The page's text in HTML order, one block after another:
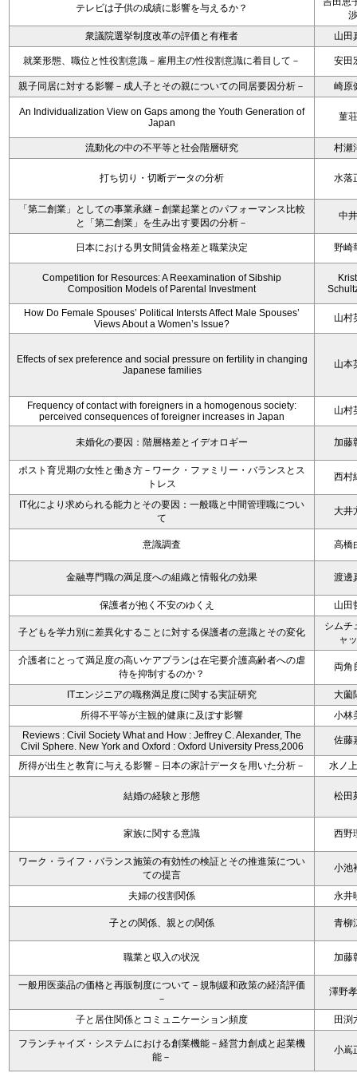
テレビは子供の成績に影響を与えるか？
渉
衆議院選挙制度改革の評価と有権者
山田
就業形態、職位と性役割意識－雇用主の性役割意識に着目して－ 安田
親子同居に対する影響－成人子とその親についての同居要因分析－ 崎原
An Individualization View on Gaps among the Youth Generation of
Japan
菫
流動化の中の不平等と社会階層研究 村瀬
打ち切り・切断データの分析 水落
「第二創業」としての事業承継－創業起業とのパフォーマンス比較
と「第二創業」を生み出す要因の分析－
中
日本における男女間賃金格差と職業決定 野崎
Competition for Resources: A Reexamination of Sibship
Composition Models of Parental Investment
How Do Female Spouses’ Political Intersts Affect Male Spouses’
Views About a Women’s Issue?
山村
Effects of sex preference and social pressure on fertility in changing
Japanese families
山本
Frequency of contact with foreigners in a homogenous society:
perceived consequences of foreigner increases in Japan
山村
未婚化の要因：階層格差とイデオロギー 加藤
ポスト育児期の女性と働き方－ワーク・ファミリー・バランスとス
トレス
西村
IT化により求められる能力とその要因：一般職と中間管理職につい
て
大井
意識調査 高橋
金融専門職の満足度への組織と情報化の効果 渡邊
保護者が抱く不安のゆくえ 山田
子どもを学力別に差異化することに対する保護者の意識とその変化
シムチ
ャ
介護者にとって満足度の高いケアプランは在宅要介護高齢者への虐
待を抑制するのか？
両角
ITエンジニアの職務満足度に関する実証研究
大薗
所得不平等が主観的健康に及ぼす影響
小林
Reviews : Civil Society What and How : Jeffrey C. Alexander, The
Civil Sphere. New York and Oxford : Oxford University Press,2006
佐藤
所得が出生と教育に与える影響－日本の家計データを用いた分析－ 水ノ
結婚の経験と形態 松田
家族に関する意識 西野
ワーク・ライフ・バランス施策の有効性の検証とその推進策につい
ての提言
小池
夫婦の役割関係 永井
子との関係、親との関係 青柳
職業と収入の状況 加藤
一般用医薬品の価格と再販制度について－規制緩和政策の経済評価
－
澤野
子と居住関係とコミュニケーション頻度 田渕
フランチャイズ・システムにおける創業機能－経営力創成と起業機
能－
小嶌